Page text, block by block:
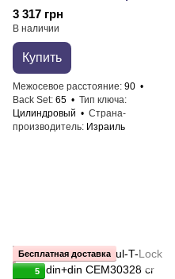
3 317 грн
В наличии
Купить
Межосевое расстояние 90
Back Set 65
Тип ключа
Цилиндровый
Страна-
производитель Израиль
Бесплатная доставка
5